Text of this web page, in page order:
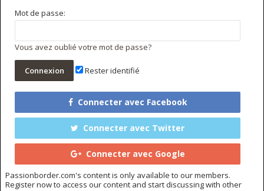
Rechercher dans les forums Messages récents
Mot de passe:
Vous avez oublié votre mot de passe?
Rester identifié
Connecter avec Facebook
Connecter avec Twitter
Connecter avec Google
Passionborder.com's content is only available to our members.
Register now to access our content and start discussing with other